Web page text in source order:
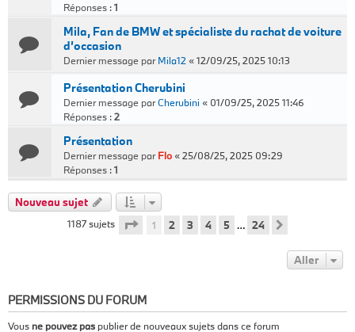
Réponses :1
Mila, Fan de BMW et spécialiste du rachat de voiture
d’occasion
Dernier message parMila12 «12/09/25, 2025 10:13
Présentation Cherubini
Dernier message parCherubini « 01/09/25, 2025 11:46
Réponses :2
Présentation
Dernier message parFlo«25/08/25, 2025 09:29
Réponses :1
Nouveau sujet
1187 sujets Page 1sur
1 2 3 4 5 … 24
Aller
PERMISSIONS DU FORUM
Vous ne pouvez pas publier de nouveaux sujets dans ce forum